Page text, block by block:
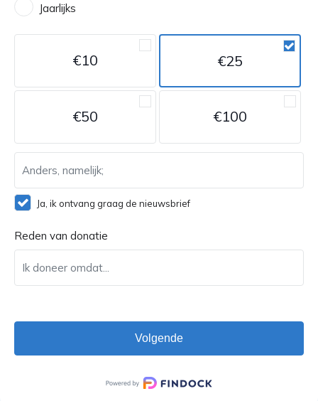
Jaarlijks
€10 €25
€50 €100
Ja, ik ontvang graag de nieuwsbrief
Reden van donatie